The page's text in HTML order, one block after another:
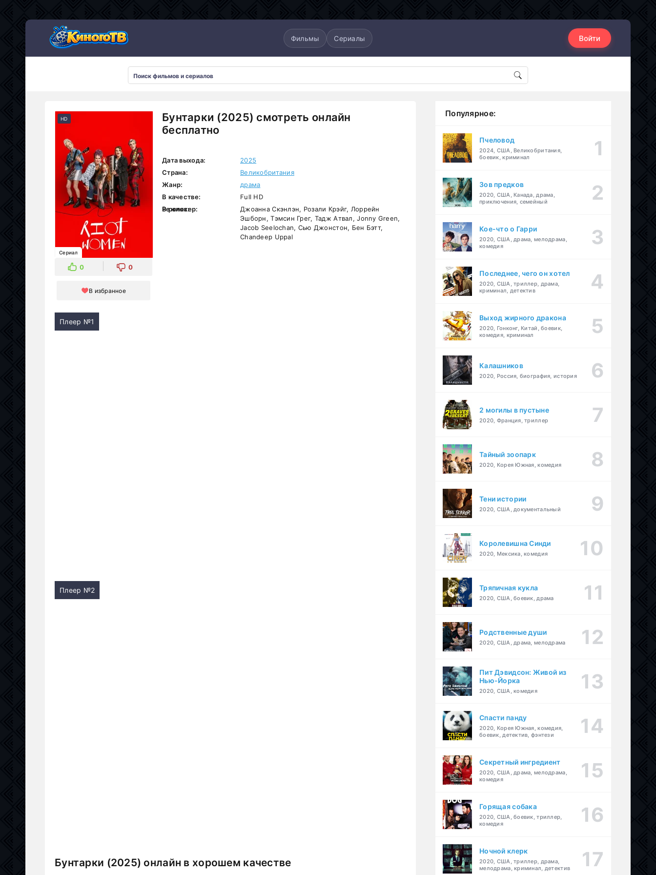
Фильмы Сериалы Войти
Бунтарки (2025) смотреть онлайн
бесплатно
HD
Сериал
0 0
В избранное
Дата выхода:
2025
Страна:
Великобритания
Жанр:
драма
В качестве:
Full HD
Режиссер:
В ролях:
Джоанна Скэнлэн, Розали Крэйг, Лоррейн
Эшборн, Тэмсин Грег, Тадж Атвал, Jonny Green,
Jacob Seelochan, Сью Джонстон, Бен Бэтт,
Chandeep Uppal
Плеер №1
Плеер №2
Бунтарки (2025) онлайн в хорошем качестве
Популярное:
Пчеловод
2024, США, Великобритания,
боевик, криминал
Зов предков
2020, США, Канада, драма,
приключения, семейный
Кое-что о Гарри
2020, США, драма, мелодрама,
комедия
Последнее, чего он хотел
2020, США, триллер, драма,
криминал, детектив
Выход жирного дракона
2020, Гонконг, Китай, боевик,
комедия, криминал
Калашников
2020, Россия, биография, история
2 могилы в пустыне
2020, Франция, триллер
Тайный зоопарк
2020, Корея Южная, комедия
Тени истории
2020, США, документальный
Королевишна Синди
2020, Мексика, комедия
Тряпичная кукла
2020, США, боевик, драма
Родственные души
2020, США, драма, мелодрама
Пит Дэвидсон: Живой из
Нью-Йорка
2020, США, комедия
Спасти панду
2020, Корея Южная, комедия,
боевик, детектив, фэнтези
Секретный ингредиент
2020, США, драма, мелодрама,
комедия
Горящая собака
2020, США, боевик, триллер,
комедия
Ночной клерк
2020, США, триллер, драма,
мелодрама, криминал, детектив